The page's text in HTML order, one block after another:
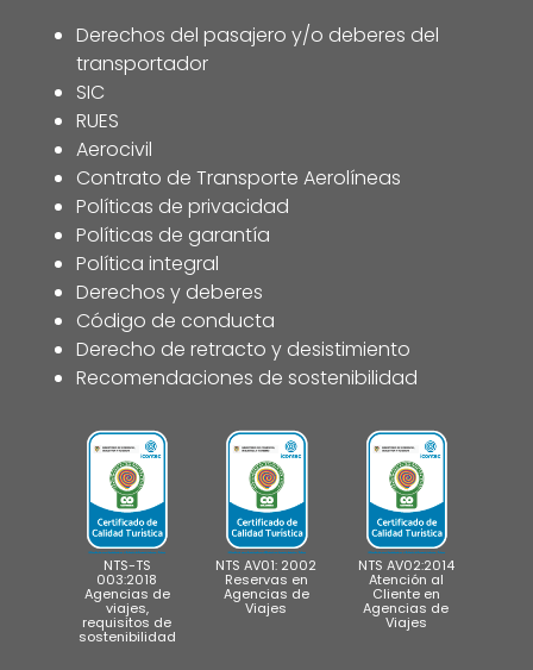
Derechos del pasajero y/o deberes del
transportador
SIC
RUES
Aerocivil
Contrato de Transporte Aerolíneas
Políticas de privacidad
Políticas de garantía
Política integral
Derechos y deberes
Código de conducta
Derecho de retracto y desistimiento
Recomendaciones de sostenibilidad
NTS-TS
003:2018
Agencias de
viajes,
requisitos de
sostenibilidad
NTS AV01: 2002
Reservas en
Agencias de
Viajes
NTS AV02:2014
Atención al
Cliente en
Agencias de
Viajes